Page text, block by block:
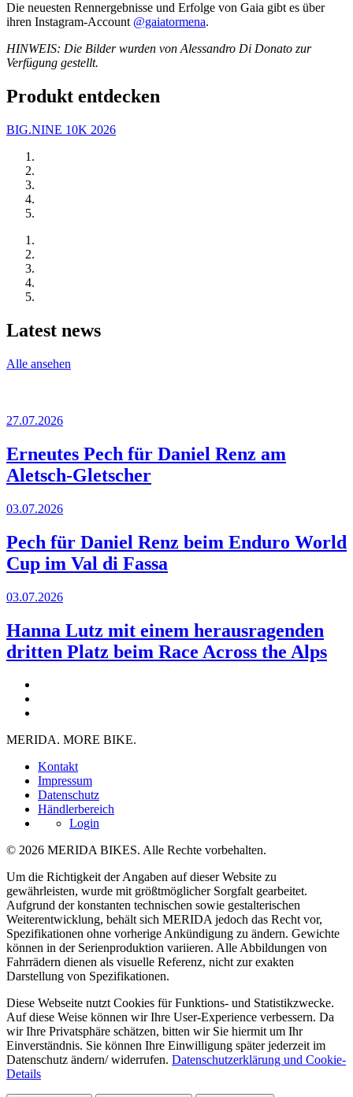
Die neuesten Rennergebnisse und Erfolge von Gaia gibt es über
ihren Instagram-Account @gaiatormena.
HINWEIS: Die Bilder wurden von Alessandro Di Donato zur
Verfügung gestellt.
Produkt entdecken
BIG.NINE 10K 2026
Latest news
Alle ansehen
27.07.2026
Erneutes Pech für Daniel Renz am
Aletsch-Gletscher
03.07.2026
Pech für Daniel Renz beim Enduro World
Cup im Val di Fassa
03.07.2026
Hanna Lutz mit einem herausragenden
dritten Platz beim Race Across the Alps
MERIDA. MORE BIKE.
Kontakt
Impressum
Datenschutz
Händlerbereich
Login
© 2026 MERIDA BIKES. Alle Rechte vorbehalten.
Um die Richtigkeit der Angaben auf dieser Website zu
gewährleisten, wurde mit größtmöglicher Sorgfalt gearbeitet.
Aufgrund der konstanten technischen sowie gestalterischen
Weiterentwicklung, behält sich MERIDA jedoch das Recht vor,
Spezifikationen ohne vorherige Ankündigung zu ändern. Gewichte
können in der Serienproduktion variieren. Alle Abbildungen von
Fahrrädern dienen als visuelle Referenz, nicht zur exakten
Darstellung von Spezifikationen.
Diese Webseite nutzt Cookies für Funktions- und Statistikzwecke.
Auf diese Weise können wir Ihre User-Experience verbessern. Da
wir Ihre Privatsphäre schätzen, bitten wir Sie hiermit um Ihr
Einverständnis. Sie können Ihre Einwilligung später jederzeit im
Datenschutz ändern/ widerrufen. Datenschutzerklärung und Cookie-
Details